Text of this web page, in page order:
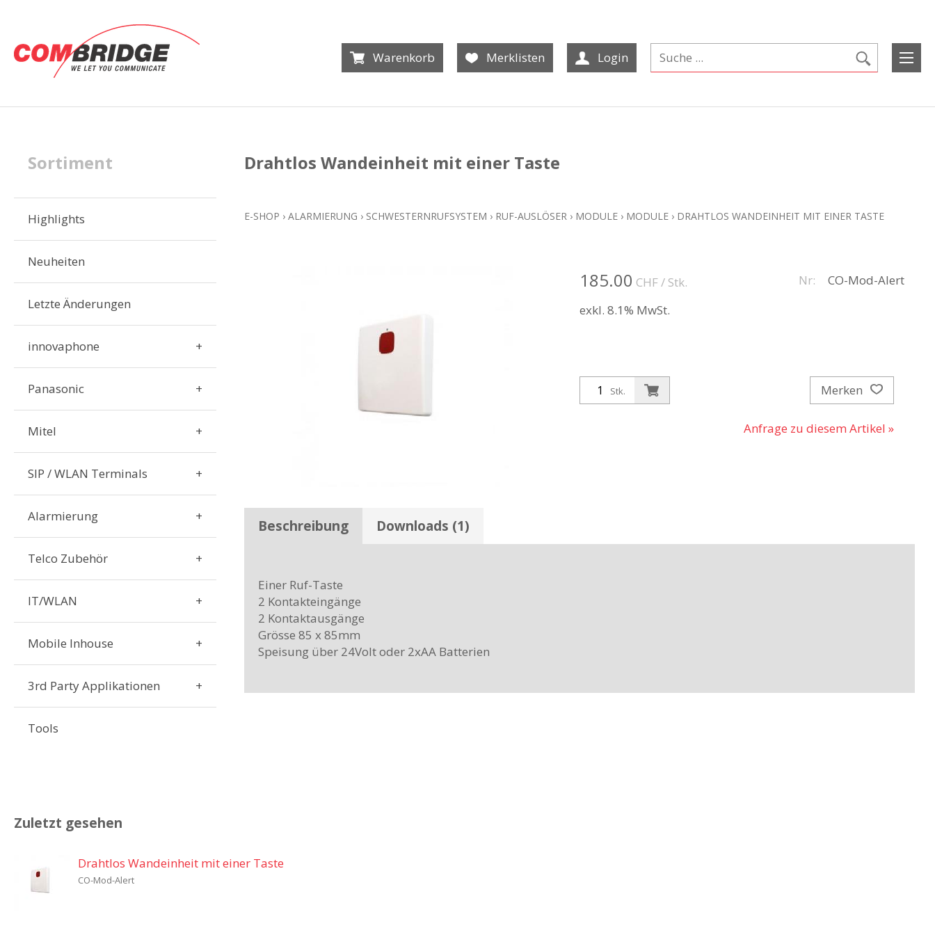
Warenkorb Merklisten Login
Sortiment
Highlights
Neuheiten
Letzte Änderungen
innovaphone
Panasonic
Mitel
SIP / WLAN Terminals
Alarmierung
Telco Zubehör
IT/WLAN
Mobile Inhouse
3rd Party Applikationen
Tools
Drahtlos Wandeinheit mit einer Taste
E-SHOP › ALARMIERUNG › SCHWESTERNRUFSYSTEM › RUF-AUSLÖSER › MODULE › MODULE › DRAHTLOS WANDEINHEIT MIT EINER TASTE
185.00 CHF/ Stk.
exkl. 8.1% MwSt.
Nr: CO-Mod-Alert
Stk. Merken
Anfrage zu diesem Artikel »
Beschreibung Downloads (1)
Einer Ruf-Taste
2 Kontakteingänge
2 Kontaktausgänge
Grösse 85 x 85mm
Speisung über 24Volt oder 2xAA Batterien
Zuletzt gesehen
Drahtlos Wandeinheit mit einer Taste
CO-Mod-Alert